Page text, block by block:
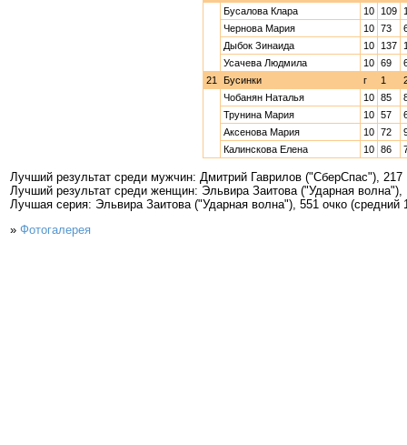
Бусалова Клара
10 109
Чернова Мария
10 73
Дыбок Зинаида
10 137
Усачева Людмила
10 69
21
Бусинки г 1
Чобанян Наталья
10 85
Трунина Мария
10 57
Аксенова Мария
10 72
Калинскова Елена
10 86
Лучший результат среди мужчин: Дмитрий Гаврилов ("СберСпас"), 217
Лучший результат среди женщин: Эльвира Заитова ("Ударная волна"),
Лучшая серия: Эльвира Заитова ("Ударная волна"), 551 очко (средний
» Фотогалерея